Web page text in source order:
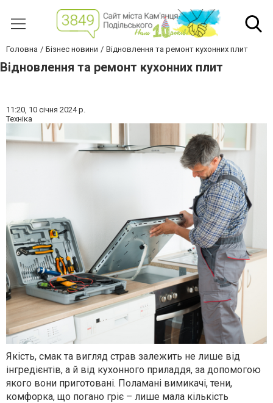
Головна Бізнес новини Відновлення та ремонт кухонних плит
Відновлення та ремонт кухонних плит
11:20, 10 січня 2024 р.
Техніка
Якість, смак та вигляд страв залежить не лише від
інгредієнтів, а й від кухонного приладдя, за допомогою
якого вони приготовані. Поламані вимикачі, тени,
комфорка, що погано гріє – лише мала кількість